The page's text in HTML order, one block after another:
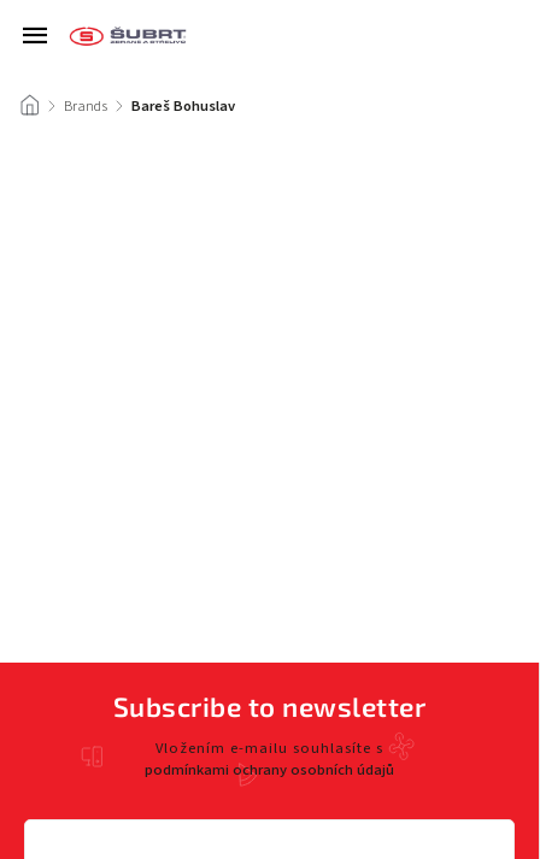
/ Brands / Bareš Bohuslav
Subscribe to newsletter
Vložením e-mailu souhlasíte s
podmínkami ochrany osobních údajů